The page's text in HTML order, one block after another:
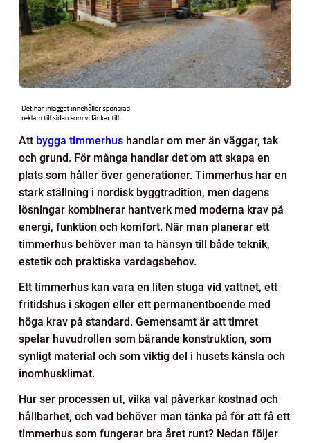
Att bygga timmerhus handlar om mer än väggar, tak
och grund. För många handlar det om att skapa en
plats som håller över generationer. Timmerhus har en
stark ställning i nordisk byggtradition, men dagens
lösningar kombinerar hantverk med moderna krav på
energi, funktion och komfort. När man planerar ett
timmerhus behöver man ta hänsyn till både teknik,
estetik och praktiska vardagsbehov.
Ett timmerhus kan vara en liten stuga vid vattnet, ett
fritidshus i skogen eller ett permanentboende med
höga krav på standard. Gemensamt är att timret
spelar huvudrollen som bärande konstruktion, som
synligt material och som viktig del i husets känsla och
inomhusklimat.
Hur ser processen ut, vilka val påverkar kostnad och
hållbarhet, och vad behöver man tänka på för att få ett
timmerhus som fungerar bra året runt? Nedan följer